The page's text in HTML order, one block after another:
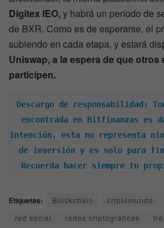
Digitex IEO,y habrá un período de
de BXR. Como es de esperarse, el
subiendo en cada etapa, y estará
Uniswap, a la espera de que otros
participen.
Descargo de responsabilidad:
encontrada en Bitfinanzas es
intención, esta no representa
de inversión y es solo para
Recuerda hacer siempre tu
Etiquetas: Blockchain criptomundo
red social
redes criptográficas